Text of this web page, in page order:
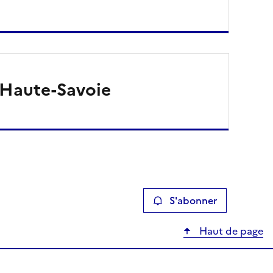
Haute-Savoie
S'abonner
Haut de page